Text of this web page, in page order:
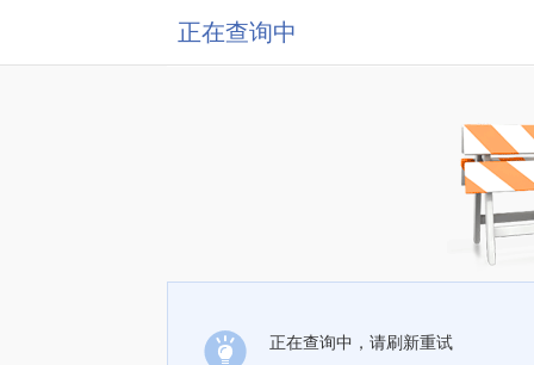
正在查询中
正在查询中，请刷新重试